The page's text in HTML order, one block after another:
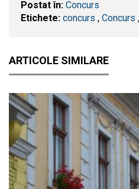
Postat în: Concurs
Etichete: concurs , Concurs
ARTICOLE SIMILARE